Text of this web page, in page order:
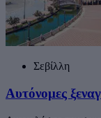
Σεβίλλη
Αυτόνομες